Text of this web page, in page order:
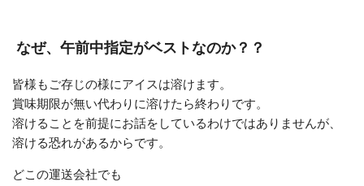
なぜ、午前中指定がベストなのか？？
皆様もご存じの様にアイスは溶けます。
賞味期限が無い代わりに溶けたら終わりです。
溶けることを前提にお話をしているわけではありませんが、
溶ける恐れがあるからです。
どこの運送会社でも